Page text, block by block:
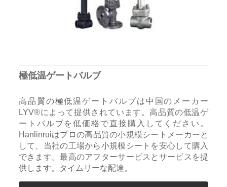
極低温ゲートバルブ
高品質の極低温ゲートバルブは中国のメーカー
LYV®によって提供されています。高品質の低温ゲ
ートバルブを低価格で直接購入してください。
Hanlinruiはプロの高品質の小規模シートメーカーと
して、当社の工場から小規模シートを安心して購入
できます。最高のアフターサービスとサービスを提
供します。タイムリーな配達。